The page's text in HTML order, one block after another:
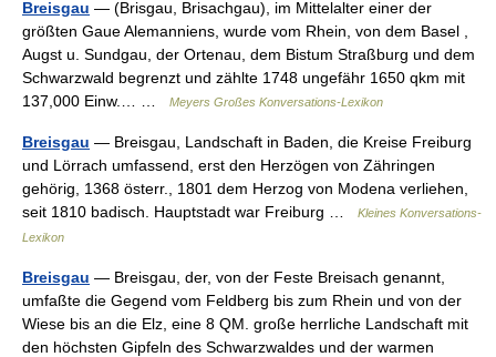
Breisgau — (Brisgau, Brisachgau), im Mittelalter einer der
größten Gaue Alemanniens, wurde vom Rhein, von dem Basel ,
Augst u. Sundgau, der Ortenau, dem Bistum Straßburg und dem
Schwarzwald begrenzt und zählte 1748 ungefähr 1650 qkm mit
137,000 Einw.… …
Meyers Großes Konversations-Lexikon
Breisgau — Breisgau, Landschaft in Baden, die Kreise Freiburg
und Lörrach umfassend, erst den Herzögen von Zähringen
gehörig, 1368 österr., 1801 dem Herzog von Modena verliehen,
seit 1810 badisch. Hauptstadt war Freiburg …
Kleines Konversations-
Lexikon
Breisgau — Breisgau, der, von der Feste Breisach genannt,
umfaßte die Gegend vom Feldberg bis zum Rhein und von der
Wiese bis an die Elz, eine 8 QM. große herrliche Landschaft mit
den höchsten Gipfeln des Schwarzwaldes und der warmen